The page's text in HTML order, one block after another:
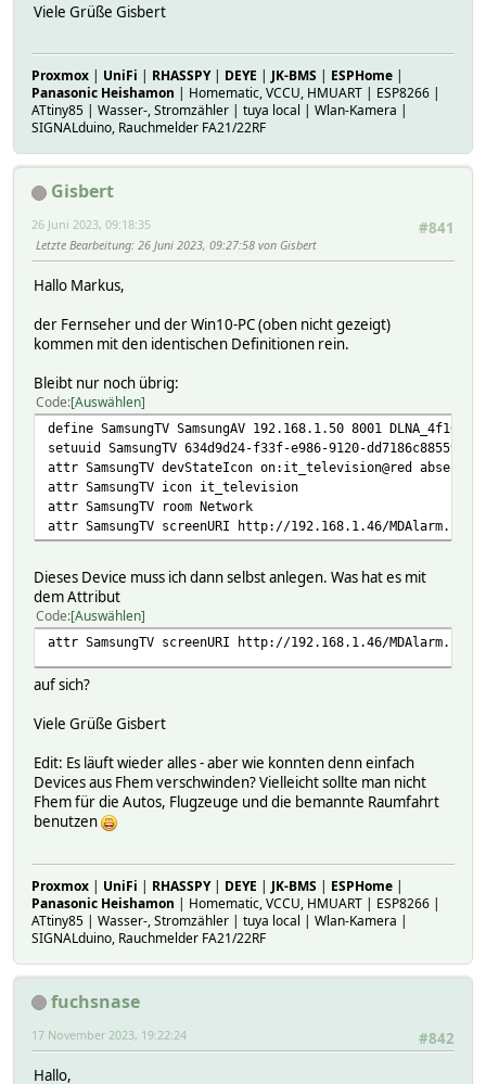
Viele Grüße Gisbert
Proxmox | UniFi | RHASSPY| DEYE | JK-BMS | ESPHome |
Panasonic Heishamon | Homematic, VCCU, HMUART | ESP8266 |
ATtiny85 | Wasser-, Stromzähler | tuya local | Wlan-Kamera |
SIGNALduino, Rauchmelder FA21/22RF
Gisbert
#841
26 Juni 2023, 09:18:35
Letzte Bearbeitung: 26 Juni 2023, 09:27:58 von Gisbert
Hallo Markus,
der Fernseher und der Win10-PC (oben nicht gezeigt)
kommen mit den identischen Definitionen rein.
Bleibt nur noch übrig:
Code Auswählen
define SamsungTV SamsungAV 192.168.1.50 8001
setuuid SamsungTV 634d9d24-f33f-e986-9120-
attr SamsungTV devStateIcon on:it_television@red
attr SamsungTV icon it_television
attr SamsungTV room Network
attr SamsungTV screenURI http://192.168.1.46/MDAlarm.jpg
Dieses Device muss ich dann selbst anlegen. Was hat es mit
dem Attribut
Code Auswählen
attr SamsungTV screenURI http://192.168.1.46/MDAlarm.jpg
auf sich?
Viele Grüße Gisbert
Edit: Es läuft wieder alles - aber wie konnten denn einfach
Devices aus Fhem verschwinden? Vielleicht sollte man nicht
Fhem für die Autos, Flugzeuge und die bemannte Raumfahrt
benutzen
Proxmox | UniFi | RHASSPY| DEYE | JK-BMS | ESPHome |
Panasonic Heishamon | Homematic, VCCU, HMUART | ESP8266 |
ATtiny85 | Wasser-, Stromzähler | tuya local | Wlan-Kamera |
SIGNALduino, Rauchmelder FA21/22RF
fuchsnase
#842
17 November 2023, 19:22:24
Hallo,